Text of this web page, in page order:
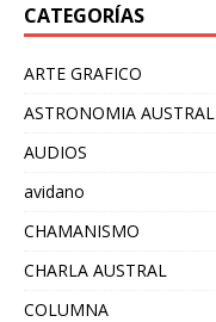
CATEGORÍAS
ARTE GRAFICO
ASTRONOMIA AUSTRAL
AUDIOS
avidano
CHAMANISMO
CHARLA AUSTRAL
COLUMNA